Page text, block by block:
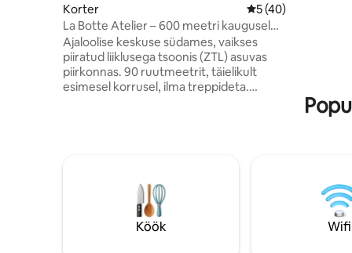
Korter Keskmine hinnang
5 (40)
La Botte Atelier – 600 meetri kaugusel
tornist
Ajaloolise keskuse südames, vaikses
piiratud liiklusega tsoonis (ZTL) asuvas
piirkonnas. 90 ruutmeetrit, täielikult
esimesel korrusel, ilma treppideta.
aknavõred ja võtmekapp.
Keskkonnasõbralikud korduvtäidetavad
seebid. Pisani vein ja tasuta
tervituskomplekt. TURVALISE
on
Köök Wifi